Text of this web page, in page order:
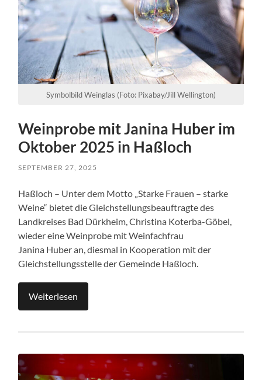
Symbolbild Weinglas (Foto: Pixabay/Jill Wellington)
Weinprobe mit Janina Huber im
Oktober 2025 in Haßloch
SEPTEMBER 27, 2025
Haßloch – Unter dem Motto „Starke Frauen – starke
Weine“ bietet die Gleichstellungsbeauftragte des
Landkreises Bad Dürkheim, Christina Koterba-Göbel,
wieder eine Weinprobe mit Weinfachfrau
Janina Huber an, diesmal in Kooperation mit der
Gleichstellungsstelle der Gemeinde Haßloch.
Weiterlesen